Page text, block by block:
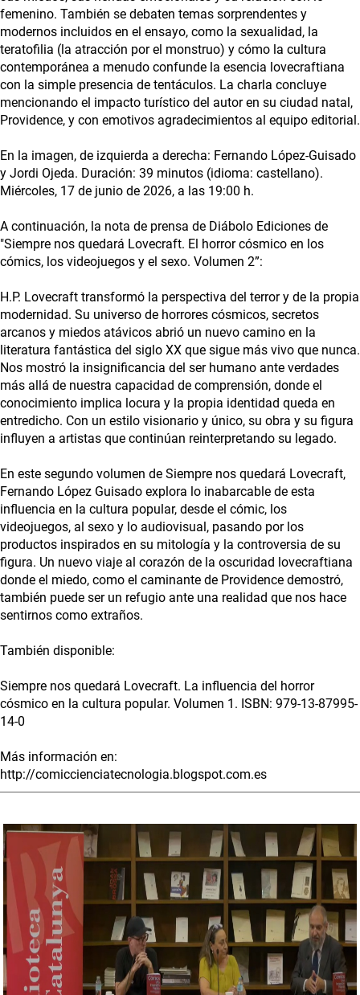
femenino. También se debaten temas sorprendentes y
modernos incluidos en el ensayo, como la sexualidad, la
teratofilia (la atracción por el monstruo) y cómo la cultura
contemporánea a menudo confunde la esencia lovecraftiana
con la simple presencia de tentáculos. La charla concluye
mencionando el impacto turístico del autor en su ciudad natal,
Providence, y con emotivos agradecimientos al equipo editorial.
En la imagen, de izquierda a derecha: Fernando López-Guisado
y Jordi Ojeda. Duración: 39 minutos (idioma: castellano).
Miércoles, 17 de junio de 2026, a las 19:00 h.
A continuación, la nota de prensa de Diábolo Ediciones de
"Siempre nos quedará Lovecraft. El horror cósmico en los
cómics, los videojuegos y el sexo. Volumen 2”:
H.P. Lovecraft transformó la perspectiva del terror y de la propia
modernidad. Su universo de horrores cósmicos, secretos
arcanos y miedos atávicos abrió un nuevo camino en la
literatura fantástica del siglo XX que sigue más vivo que nunca.
Nos mostró la insignificancia del ser humano ante verdades
más allá de nuestra capacidad de comprensión, donde el
conocimiento implica locura y la propia identidad queda en
entredicho. Con un estilo visionario y único, su obra y su figura
influyen a artistas que continúan reinterpretando su legado.
En este segundo volumen de Siempre nos quedará Lovecraft,
Fernando López Guisado explora lo inabarcable de esta
influencia en la cultura popular, desde el cómic, los
videojuegos, al sexo y lo audiovisual, pasando por los
productos inspirados en su mitología y la controversia de su
figura. Un nuevo viaje al corazón de la oscuridad lovecraftiana
donde el miedo, como el caminante de Providence demostró,
también puede ser un refugio ante una realidad que nos hace
sentirnos como extraños.
También disponible:
Siempre nos quedará Lovecraft. La influencia del horror
cósmico en la cultura popular. Volumen 1. ISBN: 979-13-87995-
14-0
Más información en:
http://comiccienciatecnologia.blogspot.com.es